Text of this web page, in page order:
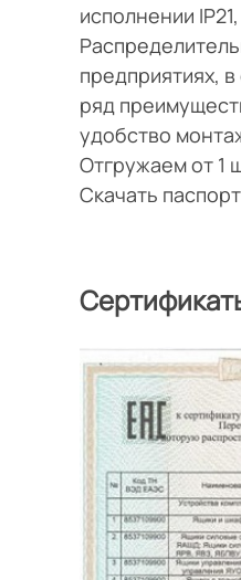
исполнении
предприятиях,
ряд
удобство
Отгружаем от 1
Скачать паспорт